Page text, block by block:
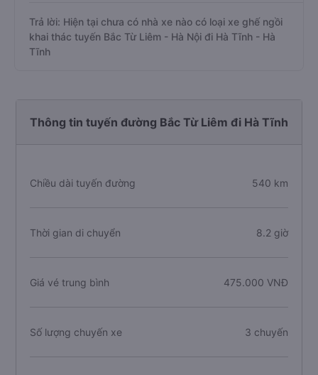
Trả lời: Hiện tại chưa có nhà xe nào có loại xe ghế ngồi
khai thác tuyến Bắc Từ Liêm - Hà Nội đi Hà Tĩnh - Hà
Tĩnh
Thông tin tuyến đường Bắc Từ Liêm đi Hà Tĩnh
Chiều dài tuyến đường 540 km
Thời gian di chuyển 8.2 giờ
Giá vé trung bình 475.000 VNĐ
Số lượng chuyến xe 3 chuyến